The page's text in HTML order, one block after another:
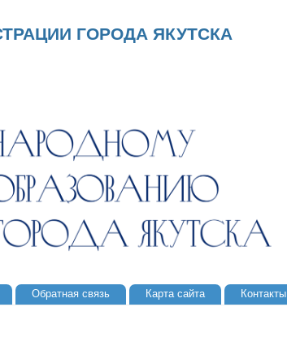
ГОРОДА ЯКУТСКА
Обратная связь Карта сайта Контакты